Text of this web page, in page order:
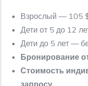
Взрослый — 105
Дети от 5 до 12
Дети до 5 лет —
Бронирование
Стоимость
запросу.